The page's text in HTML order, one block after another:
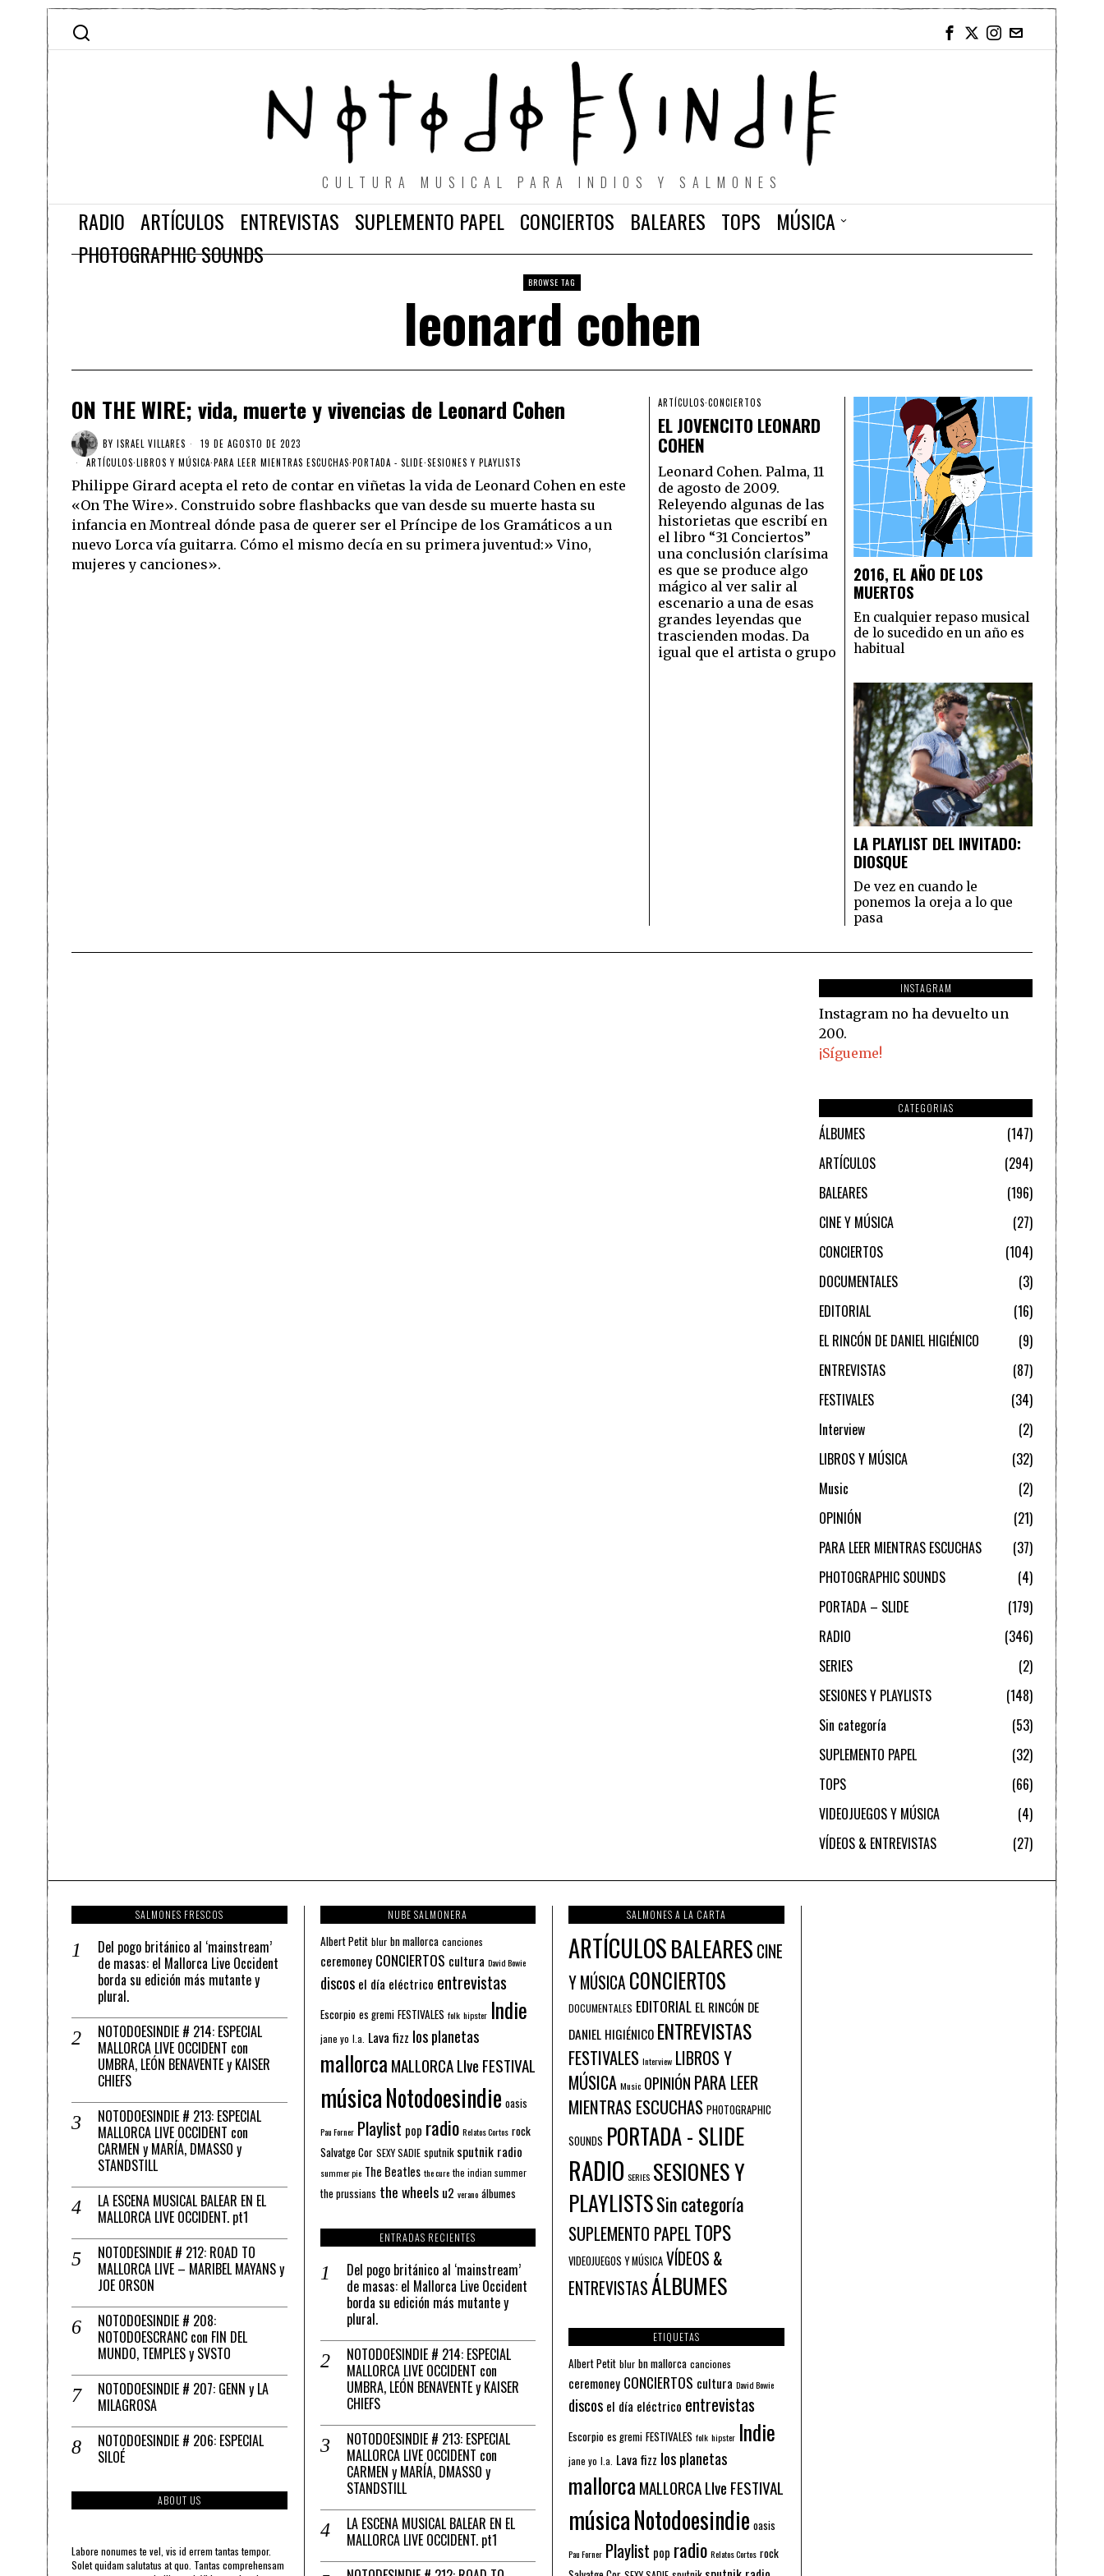
CULTURA MUSICAL PARA INDIOS Y SALMONES
RADIO ARTÍCULOS ENTREVISTAS SUPLEMENTO PAPEL CONCIERTOS BALEARES TOPS
MÚSICA
PHOTOGRAPHIC SOUNDS
BROWSE TAG
leonard cohen
ON THE WIRE; vida, muerte y vivencias de Leonard Cohen
BY ISRAEL VILLARES
19 DE AGOSTO DE 2023
ARTÍCULOS·LIBROS Y MÚSICA·PARA LEER MIENTRAS ESCUCHAS·PORTADA - SLIDE·SESIONES Y PLAYLISTS
Philippe Girard acepta el reto de contar en viñetas la vida de Leonard Cohen en este
«On The Wire». Construido sobre flashbacks que van desde su muerte hasta su
infancia en Montreal dónde pasa de querer ser el Príncipe de los Gramáticos a un
nuevo Lorca vía guitarra. Cómo el mismo decía en su primera juventud:» Vino,
mujeres y canciones».
ARTÍCULOS·CONCIERTOS
EL JOVENCITO LEONARD
COHEN
Leonard Cohen. Palma, 11
de agosto de 2009.
Releyendo algunas de las
historietas que escribí en
el libro “31 Conciertos”
una conclusión clarísima
es que se produce algo
mágico al ver salir al
escenario a una de esas
grandes leyendas que
trascienden modas. Da
igual que el artista o grupo
2016, EL AÑO DE LOS
MUERTOS
En cualquier repaso musical
de lo sucedido en un año es
habitual
LA PLAYLIST DEL INVITADO:
DIOSQUE
De vez en cuando le
ponemos la oreja a lo que
pasa
INSTAGRAM
Instagram no ha devuelto un
200.
¡Sígueme!
CATEGORIAS
ÁLBUMES
147
ARTÍCULOS
294
BALEARES
196
CINE Y MÚSICA
27
CONCIERTOS
104
DOCUMENTALES
3
EDITORIAL
16
EL RINCÓN DE DANIEL HIGIÉNICO
9
ENTREVISTAS
87
FESTIVALES
34
Interview
2
LIBROS Y MÚSICA
32
Music
2
OPINIÓN
21
PARA LEER MIENTRAS ESCUCHAS
37
PHOTOGRAPHIC SOUNDS
4
PORTADA – SLIDE
179
RADIO
346
SERIES
2
SESIONES Y PLAYLISTS
148
Sin categoría
53
SUPLEMENTO PAPEL
32
TOPS
66
VIDEOJUEGOS Y MÚSICA
4
VÍDEOS & ENTREVISTAS
27
SALMONES FRESCOS
Del pogo británico al ‘mainstream’
de masas: el Mallorca Live Occident
borda su edición más mutante y
plural.
NOTODOESINDIE # 214: ESPECIAL
MALLORCA LIVE OCCIDENT con
UMBRA, LEÓN BENAVENTE y KAISER
CHIEFS
NOTODOESINDIE # 213: ESPECIAL
MALLORCA LIVE OCCIDENT con
CARMEN y MARÍA, DMASSO y
STANDSTILL
LA ESCENA MUSICAL BALEAR EN EL
MALLORCA LIVE OCCIDENT. pt1
NOTODESINDIE # 212: ROAD TO
MALLORCA LIVE – MARIBEL MAYANS y
JOE ORSON
NOTODOESINDIE # 208:
NOTODOESCRANC con FIN DEL
MUNDO, TEMPLES y SVSTO
NOTODOESINDIE # 207: GENN y LA
MILAGROSA
NOTODOESINDIE # 206: ESPECIAL
SILOÉ
ABOUT US
Labore nonumes te vel, vis id errem tantas tempor.
Solet quidam salutatus at quo. Tantas comprehensam
NUBE SALMONERA
Albert Petit blur bn mallorca canciones
ceremoney CONCIERTOS cultura David Bowie
discos el día eléctrico entrevistas
Escorpio es gremi FESTIVALES folk hipster Indie
jane yo l.a. Lava fizz los planetas
mallorca MALLORCA LIve FESTIVAL
músicaNotodoesindie oasis
Pau Forner Playlist pop radio Relatos Cortos rock
Salvatge Cor SEXY SADIE sputnik sputnik radio
summer pie The Beatles the cure the indian summer
the prussians the wheels u2 verano álbumes
ENTRADAS RECIENTES
Del pogo británico al ‘mainstream’
de masas: el Mallorca Live Occident
borda su edición más mutante y
plural.
NOTODOESINDIE # 214: ESPECIAL
MALLORCA LIVE OCCIDENT con
UMBRA, LEÓN BENAVENTE y KAISER
CHIEFS
NOTODOESINDIE # 213: ESPECIAL
MALLORCA LIVE OCCIDENT con
CARMEN y MARÍA, DMASSO y
STANDSTILL
LA ESCENA MUSICAL BALEAR EN EL
MALLORCA LIVE OCCIDENT. pt1
SALMONES A LA CARTA
ARTÍCULOSBALEARES CINE
Y MÚSICA CONCIERTOS
DOCUMENTALES EDITORIAL EL RINCÓN DE
DANIEL HIGIÉNICO ENTREVISTAS
FESTIVALES Interview LIBROS Y
MÚSICA Music OPINIÓN PARA LEER
MIENTRAS ESCUCHAS PHOTOGRAPHIC
SOUNDS PORTADA - SLIDE
RADIO SERIES SESIONES Y
PLAYLISTSSin categoría
SUPLEMENTO PAPELTOPS
VIDEOJUEGOS Y MÚSICA VÍDEOS &
ENTREVISTASÁLBUMES
ETIQUETAS
Albert Petit blur bn mallorca canciones
ceremoney CONCIERTOS cultura David Bowie
discos el día eléctrico entrevistas
Escorpio es gremi FESTIVALES folk hipster Indie
jane yo l.a. Lava fizz los planetas
mallorca MALLORCA LIve FESTIVAL
músicaNotodoesindie oasis
Pau Forner Playlist pop radio Relatos Cortos rock